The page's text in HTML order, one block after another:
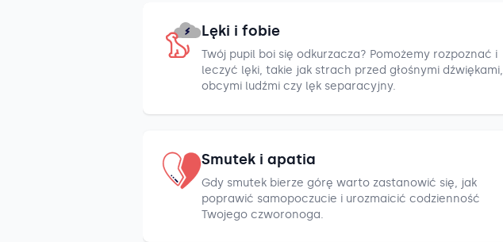
Lęki i fobie
Twój pupil boi się odkurzacza? Pomożemy rozpoznać i
leczyć lęki, takie jak strach przed głośnymi dźwiękami,
obcymi ludźmi czy lęk separacyjny.
Smutek i apatia
Gdy smutek bierze górę warto zastanowić się, jak
poprawić samopoczucie i urozmaicić codzienność
Twojego czworonoga.